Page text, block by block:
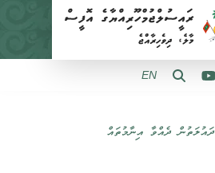
EN
ދައުލަތުން ދެއްވާ އިނާމުތައް